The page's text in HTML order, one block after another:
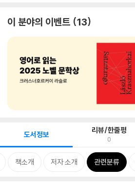
이 분야의 이벤트 13
도서정보 리뷰/한줄평
0
책소개 저자 소개 관련분류